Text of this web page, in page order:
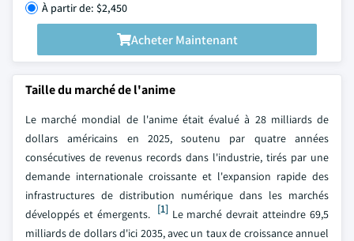
À partir de: $2,450
Acheter Maintenant
Taille du marché de l'anime
Le marché mondial de l'anime était évalué à 28 milliards de
dollars américains en 2025, soutenu par quatre années
consécutives de revenus records dans l'industrie, tirés par une
demande internationale croissante et l'expansion rapide des
infrastructures de distribution numérique dans les marchés
développés et émergents. [1]Le marché devrait atteindre 69,5
milliards de dollars d'ici 2035, avec un taux de croissance annuel